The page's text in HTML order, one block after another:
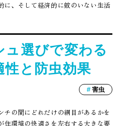
に、そして経済的に蚊のいない生活
ュ選びで変わる
と防虫効果
害虫
チの間にどれだけの網目があるかを
住環境の快適さを左右する大きな要